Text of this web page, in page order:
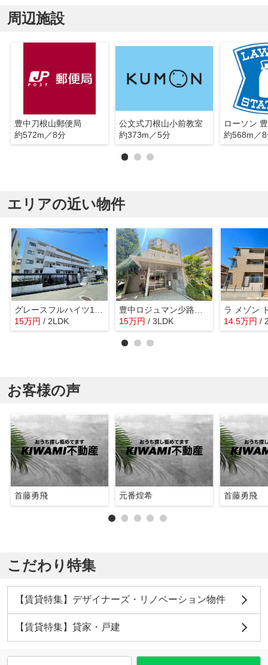
周辺施設
豊中刀根山郵便局
約572m／8分
公文式刀根山小前教室
約373m／5分
約568m／
エリアの近い物件
15万円 / 2LDK
15万円 / 3LDK 14.5万円 /
お客様の声
首藤勇飛 元番煌希 首藤勇飛
こだわり特集
【賃貸特集】デザイナーズ・リノベーション物件
【賃貸特集】貸家・戸建